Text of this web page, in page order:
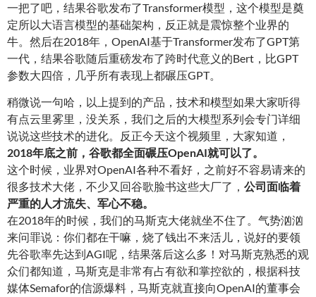
一把了吧，结果谷歌发布了Transformer模型，这个模型是奠
定所以大语言模型的基础架构，反正就是震惊整个业界的
牛。然后在2018年，OpenAI基于Transformer发布了GPT第
一代，结果谷歌随后重磅发布了跨时代意义的Bert，比GPT
参数大四倍，几乎所有表现上都碾压GPT。
稍微说一句哈，以上提到的产品，技术和模型如果大家听得
有点云里雾里，没关系，我们之后的大模型系列会专门详细
说说这些技术的进化。反正今天这个视频里，大家知道，
2018年底之前，谷歌都全面碾压OpenAI就可以了。
这个时候，业界对OpenAI各种不看好，之前好不容易请来的
很多技术大佬，不少又回谷歌脸书这些大厂了， 公司面临着
严重的人才流失、军心不稳。
在2018年的时候，我们的马斯克大佬就坐不住了。气势汹汹
来问罪说：你们都在干嘛，烧了钱出不来活儿，说好的要领
先谷歌率先达到AGI呢，结果落后这么多！对马斯克熟悉的观
众们都知道，马斯克是非常有占有欲和掌控欲的，根据科技
媒体Semafor的信源爆料，马斯克就直接向OpenAI的董事会